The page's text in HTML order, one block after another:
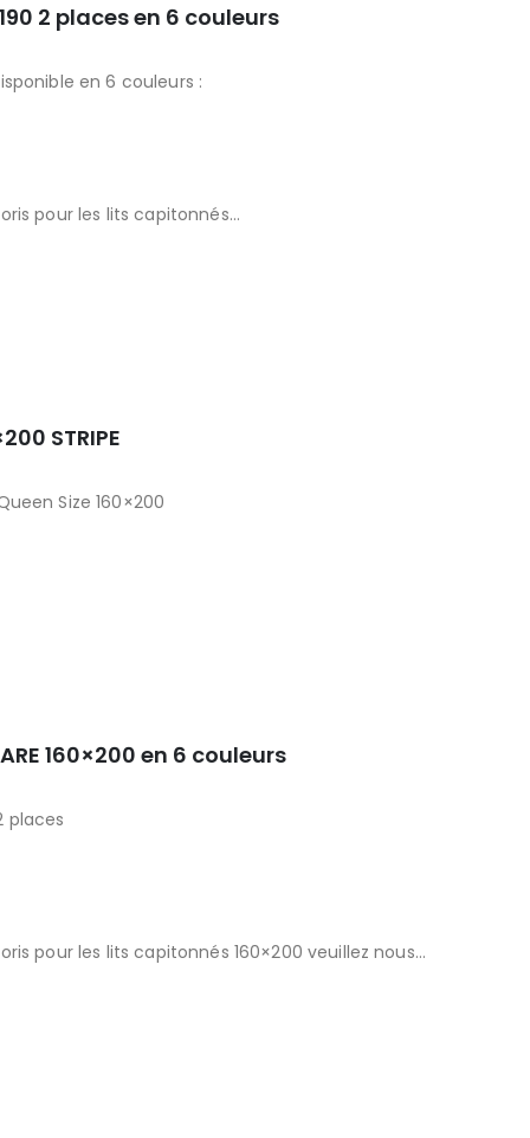
2 places en 6 couleurs
en 6 couleurs :
pour les lits capitonnés…
STRIPE
Size 160×200
160×200 en 6 couleurs
places
pour les lits capitonnés 160×200 veuillez nous…